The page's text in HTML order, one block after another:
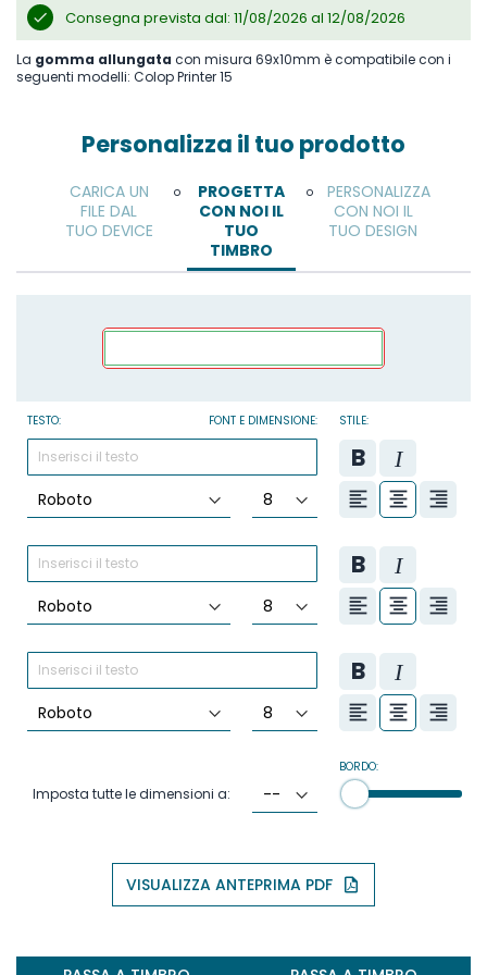
Consegna prevista dal: 11/08/2026 al 12/08/2026
La gomma allungata con misura 69x10mm è compatibile con i
seguenti modelli: Colop Printer 15
Personalizza il tuo prodotto
CARICA UN
FILE DAL
TUO DEVICE
o
PROGETTA
CON NOI IL
TUO
TIMBRO
TESTO: FONT E DIMENSIONE: STILE:
Imposta tutte le dimensioni a:
BORDO:
VISUALIZZA ANTEPRIMA PDF
o
PERSONALIZZA
CON NOI IL
TUO DESIGN